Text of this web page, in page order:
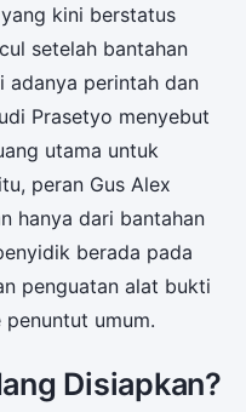
kini berstatus
setelah bantahan
adanya perintah dan
Prasetyo menyebut
utama untuk
peran Gus Alex
hanya dari bantahan
berada pada
penguatan alat bukti
umum.
Disiapkan?